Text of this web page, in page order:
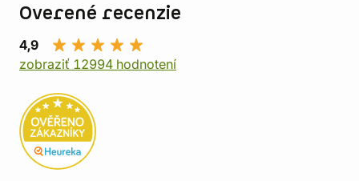
Overené recenzie
4,9
zobraziť 12994 hodnotení